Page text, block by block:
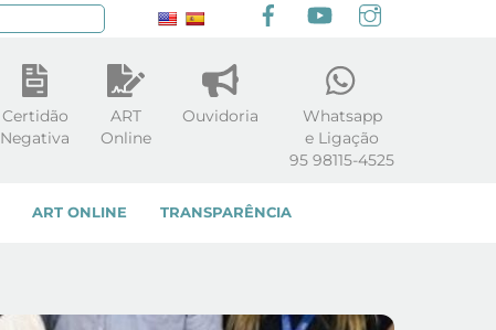
ART ONLINE TRANSPARÊNCIA
Certidão
Negativa
ART
Online
Ouvidoria
Whatsapp
e Ligação
95 98115-4525